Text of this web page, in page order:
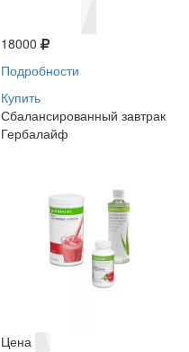
18000
Подробности
Купить
Сбалансированный завтрак
Гербалайф
Цена